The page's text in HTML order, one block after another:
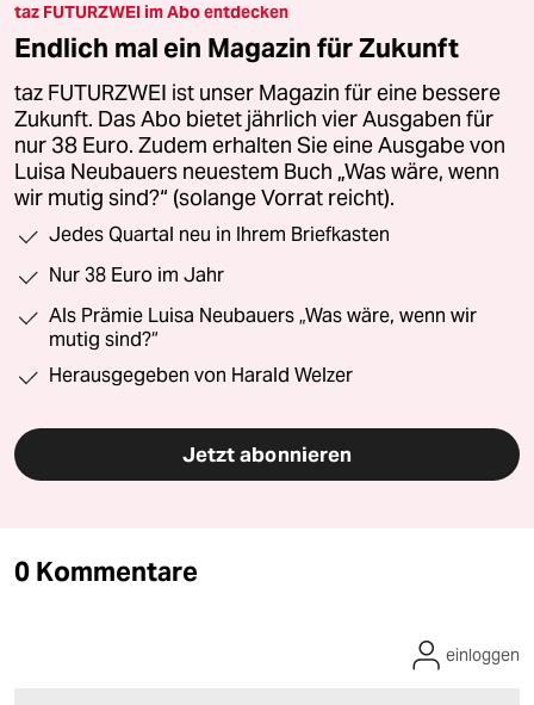
taz FUTURZWEI im Abo entdecken
Endlich mal ein Magazin für Zukunft
taz FUTURZWEI ist unser Magazin für eine bessere
Zukunft. Das Abo bietet jährlich vier Ausgaben für
nur 38 Euro. Zudem erhalten Sie eine Ausgabe von
Luisa Neubauers neuestem Buch „Was wäre, wenn
wir mutig sind?“ (solange Vorrat reicht).
Jedes Quartal neu in Ihrem Briefkasten
Nur 38 Euro im Jahr
Als Prämie Luisa Neubauers „Was wäre, wenn wir
mutig sind?“
Herausgegeben von Harald Welzer
Jetzt abonnieren
0 Kommentare
einloggen